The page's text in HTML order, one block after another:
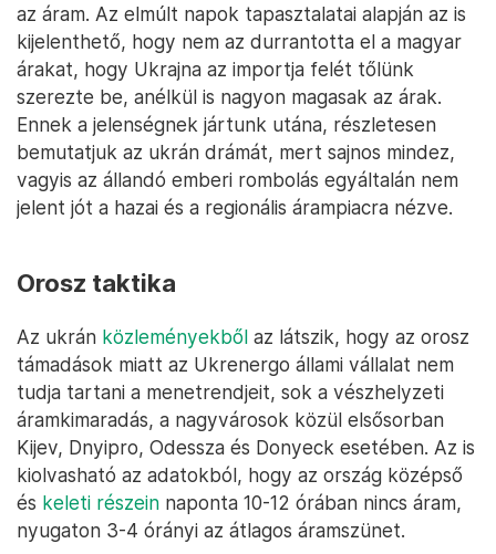
az áram. Az elmúlt napok tapasztalatai alapján az is
kijelenthető, hogy nem az durrantotta el a magyar
árakat, hogy Ukrajna az importja felét tőlünk
szerezte be, anélkül is nagyon magasak az árak.
Ennek a jelenségnek jártunk utána, részletesen
bemutatjuk az ukrán drámát, mert sajnos mindez,
vagyis az állandó emberi rombolás egyáltalán nem
jelent jót a hazai és a regionális árampiacra nézve.
Orosz taktika
Az ukrán közleményekből az látszik, hogy az orosz
támadások miatt az Ukrenergo állami vállalat nem
tudja tartani a menetrendjeit, sok a vészhelyzeti
áramkimaradás, a nagyvárosok közül elsősorban
Kijev, Dnyipro, Odessza és Donyeck esetében. Az is
kiolvasható az adatokból, hogy az ország középső
és keleti részein naponta 10-12 órában nincs áram,
nyugaton 3-4 órányi az átlagos áramszünet.